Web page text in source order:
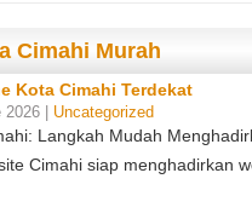
Cimahi Murah
Kota Cimahi Terdekat
2026 | Uncategorized
Langkah Mudah
Cimahi siap menghadirkan